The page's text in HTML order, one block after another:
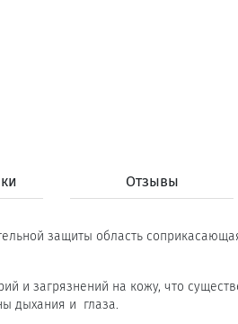
Отзывы
защиты область
и загрязнений на кожу, что
дыхания и глаза.